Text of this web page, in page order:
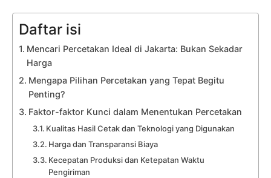
Daftar isi
Mencari Percetakan Ideal di Jakarta: Bukan Sekadar
Harga
Mengapa Pilihan Percetakan yang Tepat Begitu
Penting?
Faktor-faktor Kunci dalam Menentukan Percetakan
Kualitas Hasil Cetak dan Teknologi yang Digunakan
Harga dan Transparansi Biaya
Kecepatan Produksi dan Ketepatan Waktu
Pengiriman